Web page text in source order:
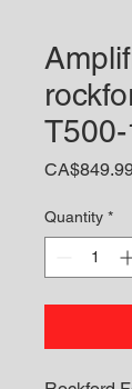
Quantity *